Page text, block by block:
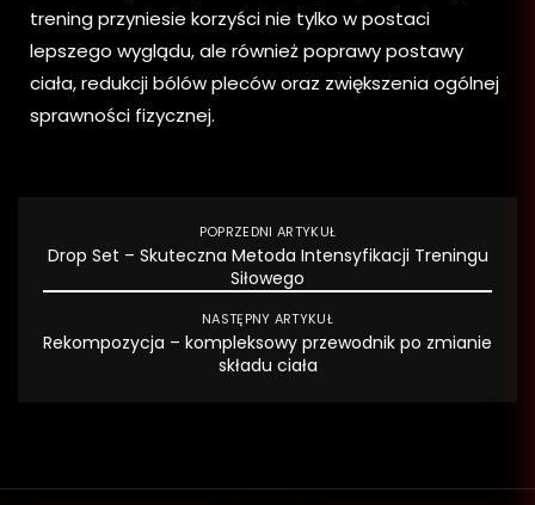
trening przyniesie korzyści nie tylko w postaci
lepszego wyglądu, ale również poprawy postawy
ciała, redukcji bólów pleców oraz zwiększenia ogólnej
sprawności fizycznej.
POPRZEDNI ARTYKUŁ
Drop Set – Skuteczna Metoda Intensyfikacji Treningu
Siłowego
NASTĘPNY ARTYKUŁ
Rekompozycja – kompleksowy przewodnik po zmianie
składu ciała